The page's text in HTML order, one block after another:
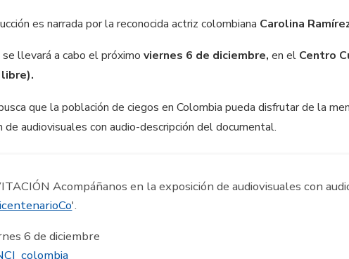
es narrada por la reconocida actriz colombiana Carolina
llevará a cabo el próximoviernes 6 de diciembre, en el Centro
que la población de ciegos en Colombia pueda disfrutar de la
de audiovisuales con audio-descripción del documental.
Acompáñanos en la exposición de audiovisuales con
'.
6 de diciembre